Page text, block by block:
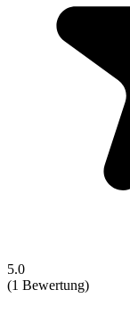
5.0
(1 Bewertung)